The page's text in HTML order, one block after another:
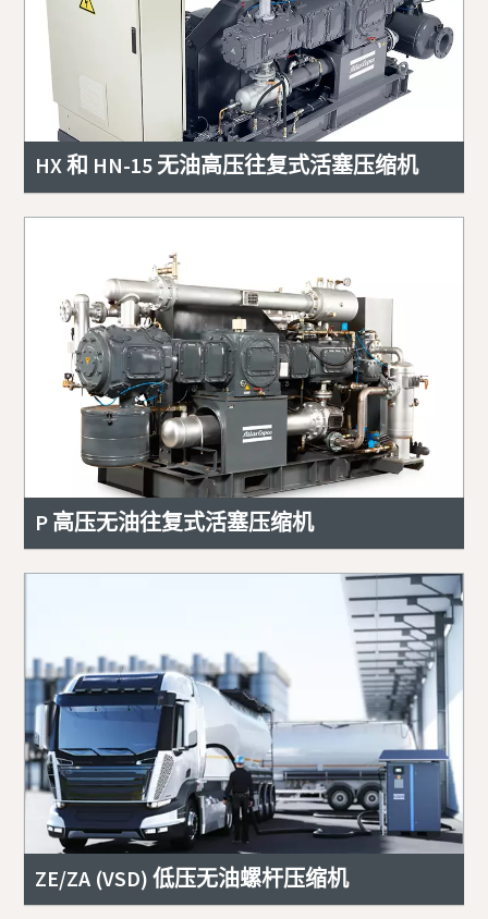
HX 和 HN-15 无油高压往复式活塞压缩机
P 高压无油往复式活塞压缩机
ZE/ZA (VSD) 低压无油螺杆压缩机